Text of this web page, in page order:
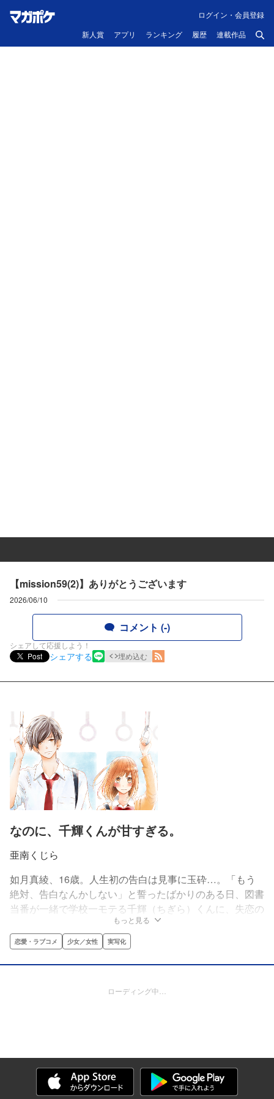
新人賞 アプリ ランキング 履歴 連載作品
ログイン・会員登録
【mission59(2)】ありがとうございます
2026/06/10
コメント (-)
シェアして応援しよう！
Post
シェアする 埋め込む
なのに、千輝くんが甘すぎる。
亜南くじら
如月真綾、16歳。人生初の告白は見事に玉砕…。「もう
絶対、告白なんかしない」と誓ったばかりのある日、図書
当番が一緒で学校一モテる千輝（ちぎら）くんに、失恋の
傷を癒やすために「片想いごっこをしよう」と提案され
る！毎日、あまーい千輝くんに癒やされて、もっと近づき
たいと思い始める真綾…。でも、これは“片想いごっこ”を
しているだけ。絶対に千輝くんのことを好きになっちゃい
もっと見る
恋愛・ラブコメ 少女／女性 実写化
ローディング中…